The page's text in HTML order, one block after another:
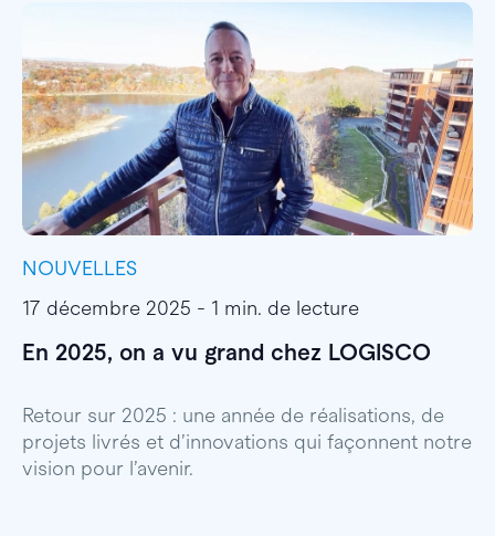
NOUVELLES
17 décembre 2025 - 1 min. de lecture
En 2025, on a vu grand chez LOGISCO
Retour sur 2025 : une année de réalisations, de
projets livrés et d’innovations qui façonnent notre
vision pour l’avenir.